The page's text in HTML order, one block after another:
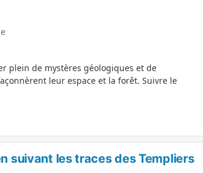
plein de mystères géologiques et de
leur espace et la forêt. Suivre le
suivant les traces des Templiers